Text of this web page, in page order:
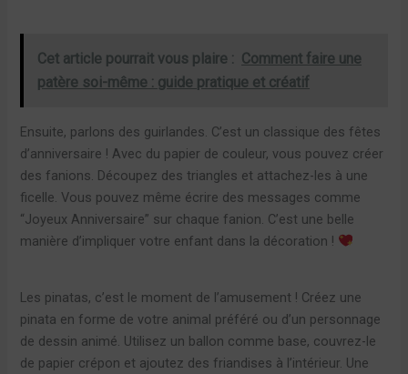
Cet article pourrait vous plaire : Comment faire une
patère soi-même : guide pratique et créatif
Ensuite, parlons des guirlandes. C’est un classique des fêtes
d’anniversaire ! Avec du papier de couleur, vous pouvez créer
des fanions. Découpez des triangles et attachez-les à une
ficelle. Vous pouvez même écrire des messages comme
“Joyeux Anniversaire” sur chaque fanion. C’est une belle
manière d’impliquer votre enfant dans la décoration !
Les pinatas, c’est le moment de l’amusement ! Créez une
pinata en forme de votre animal préféré ou d’un personnage
de dessin animé. Utilisez un ballon comme base, couvrez-le
de papier crépon et ajoutez des friandises à l’intérieur. Une